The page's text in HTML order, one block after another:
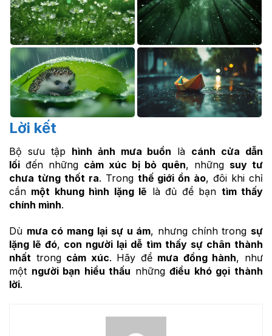
Lời kết
Bộ sưu tập hình ảnh mưa buồn là cánh cửa dẫn
lối đến những cảm xúc bị bỏ quên, những suy tư
chưa từng thốt ra. Trong thế giới ồn ào, đôi khi chỉ
cần một khung hình lặng lẽ là đủ để bạn tìm thấy
chính mình.
Dù mưa có mang lại sự u ám, nhưng chính trong sự
lặng lẽ đó, con người lại dễ tìm thấy sự chân thành
nhất trong cảm xúc. Hãy để mưa đồng hành, như
một người bạn hiểu thấu nhữngđiều khó gọi thành
lời.